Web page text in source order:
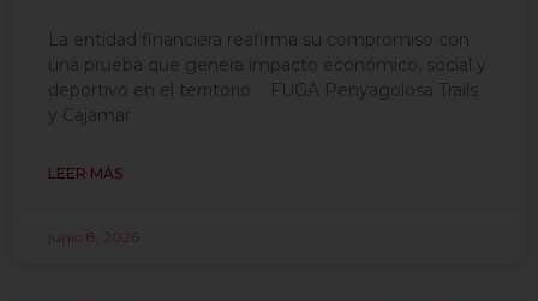
La entidad financiera reafirma su compromiso con
una prueba que genera impacto económico, social y
deportivo en el territorio FUGA Penyagolosa Trails
y Cajamar
LEER MÁS
junio 8, 2026